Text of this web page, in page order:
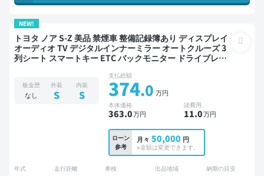
NEW!
トヨタ ノア S-Z 美品 禁煙車 整備記録簿あり ディスプレイ
オーディオ TV デジタルインナーミラー オートクルーズ 3
列シート スマートキー ETC バックモニター ドライブレコ
板金歴
なし
外装
S
内装
S
支払総額
374.0 万円
本体価格
363.0万円
諸費用
11.0万円
ローン
参考
月々 50,000 円
※金額は変更できます。
年式 走行距離 車検 出品地域 納期の目安